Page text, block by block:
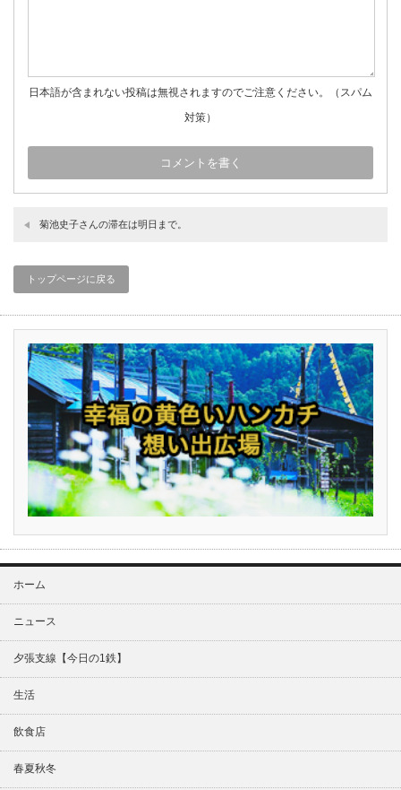
日本語が含まれない投稿は無視されますのでご注意ください。（スパム
対策）
菊池史子さんの滞在は明日まで。
トップページに戻る
ホーム
ニュース
夕張支線【今日の1鉄】
生活
飲食店
春夏秋冬